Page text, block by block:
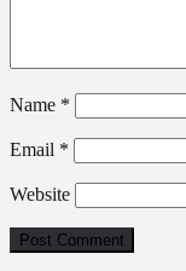
Name *
Email *
Website